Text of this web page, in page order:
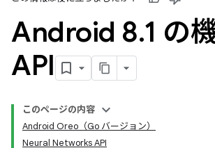
Android 8.1 の
API
このページの内容
Android Oreo（Go バージョン）
Neural Networks API